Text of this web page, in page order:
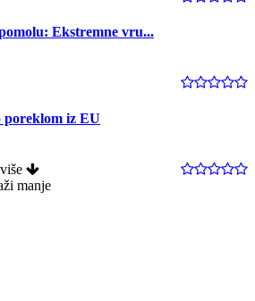
Ekstremne vru...
poreklom iz EU
manje